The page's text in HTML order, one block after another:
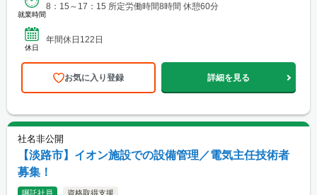
就業時間
8：15～17：15 所定労働時間8時間 休憩60分
休日
年間休日122日
お気に入り登録 詳細を見る
社名非公開
【淡路市】イオン施設での設備管理／電気主任技術者
募集！
嘱託社員 資格取得支援